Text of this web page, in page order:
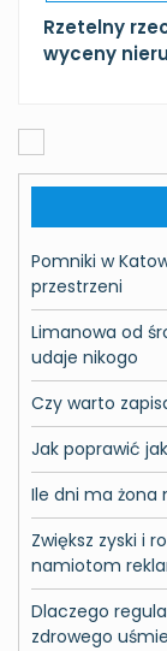
Rzetelny
wyceny
Pomniki w
przestrzeni
Limanowa od
udaje nikogo
Czy warto
Jak poprawić
Ile dni ma żona
Zwiększ zyski i
namiotom
Dlaczego
zdrowego